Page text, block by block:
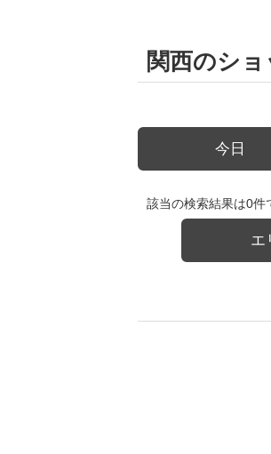
関西のシ
今日
該当の検索結果は0件
エ